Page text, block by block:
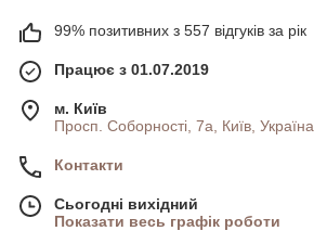
99% позитивних з 557 відгуків за рік
Працює з 01.07.2019
м. Київ
Просп. Соборності, 7а, Київ, Україна
Контакти
Сьогодні вихідний
Показати весь графік роботи